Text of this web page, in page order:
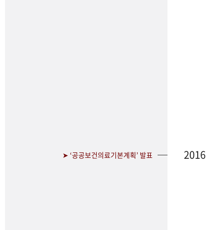
➤ ‘공공보건의료기본계획’ 발표 2016